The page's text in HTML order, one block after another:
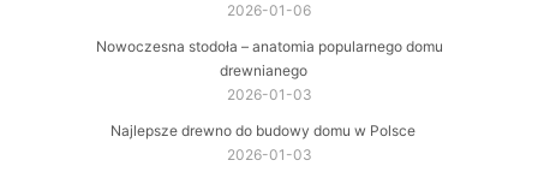
2026-01-06
Nowoczesna stodoła – anatomia popularnego domu
drewnianego
2026-01-03
Najlepsze drewno do budowy domu w Polsce
2026-01-03